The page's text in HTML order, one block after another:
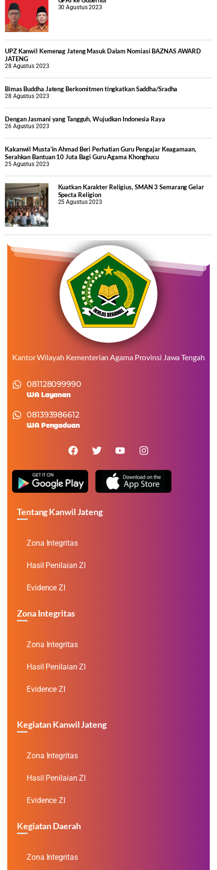
30 Agustus 2023
UPZ Kanwil Kemenag Jateng Masuk Dalam Nomiasi BAZNAS AWARD
JATENG
28 Agustus 2023
Bimas Buddha Jateng Berkomitmen tingkatkan Saddha/Sradha
28 Agustus 2023
Dengan Jasmani yang Tangguh, Wujudkan Indonesia Raya
26 Agustus 2023
Kakanwil Musta’in Ahmad Beri Perhatian Guru Pengajar Keagamaan,
Serahkan Bantuan 10 Juta Bagi Guru Agama Khonghucu
25 Agustus 2023
Kuatkan Karakter Religius, SMAN 3 Semarang Gelar
Specta Religion
25 Agustus 2023
Kantor Wilayah Kementerian Agama Provinsi Jawa Tengah
081128099990
WA Layanan
081393986612
WA Pengaduan
Tentang Kanwil Jateng
Zona Integritas
Hasil Penilaian ZI
Evidence ZI
Zona Integritas
Zona Integritas
Hasil Penilaian ZI
Evidence ZI
Kegiatan Kanwil Jateng
Zona Integritas
Hasil Penilaian ZI
Evidence ZI
Kegiatan Daerah
Zona Integritas